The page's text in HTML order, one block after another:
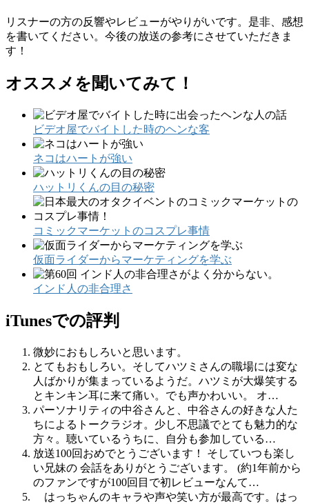
リスナーの方の反響やレビューがやりがいです。是非、感想
を書いてください。今後の放送の参考にさせていただきま
す！
オススメを聞いてみて！
ビデオ屋でバイトした時のヘンな客
ネコはハートが強い
ハットリくんの目の秘密
コミックマーケットのコスプレ事情
仮面ライダーからマーケティングを学ぶ
インド人の非合理さ
iTunesでの評判
微妙におもしろいと思います。
とてもおもしろい。そしてハツミさんの職場には変な
人ばかりが集まっているようだ。ハツミが大爆笑する
とキンキン耳に来て痛い。でも声かわいい。 オ…
パーソナリティの中谷さんと、中谷さんの好きな人た
ちによるトークラジオ。少し不思議でとても魅力的な
方々。聴いているうちに、自分も参加している…
放送100回おめでとうございます！ そしていつも楽し
い兄妹の 会話をありがとうございます。 (約1年前から
のファンですが100回目で初レビューなんて…
はっちゃんのキャラや声や笑い方が最高です。はっ